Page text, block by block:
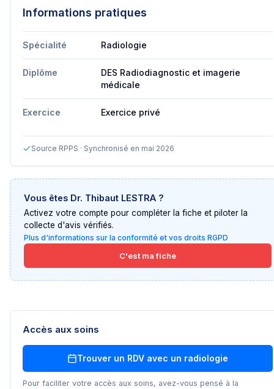
Informations pratiques
Spécialité Radiologie
Diplôme
DES Radiodiagnostic et imagerie
médicale
Exercice Exercice privé
Source RPPS · Synchronisé en mai 2026
Vous êtes Dr. Thibaut LESTRA ?
Activez votre compte pour compléter la fiche et piloter la
collecte d'avis vérifiés.
Plus d'informations sur la conformité et vos droits RGPD
C'est ma fiche
Accès aux soins
Trouver un RDV avec un radiologie
Pour faciliter votre accès aux soins, avez-vous pensé à la